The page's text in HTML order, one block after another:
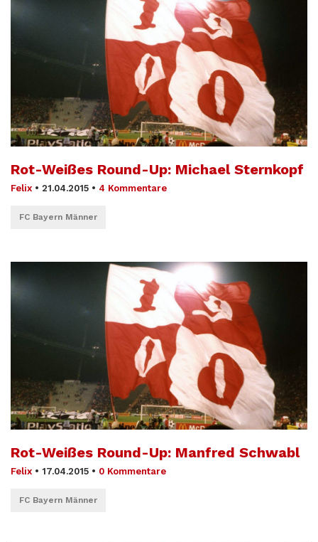
Rot-Weißes Round-Up: Michael Sternkopf
Felix • 21.04.2015 • 4 Kommentare
FC Bayern Männer
Rot-Weißes Round-Up: Manfred Schwabl
Felix • 17.04.2015 • 0 Kommentare
FC Bayern Männer